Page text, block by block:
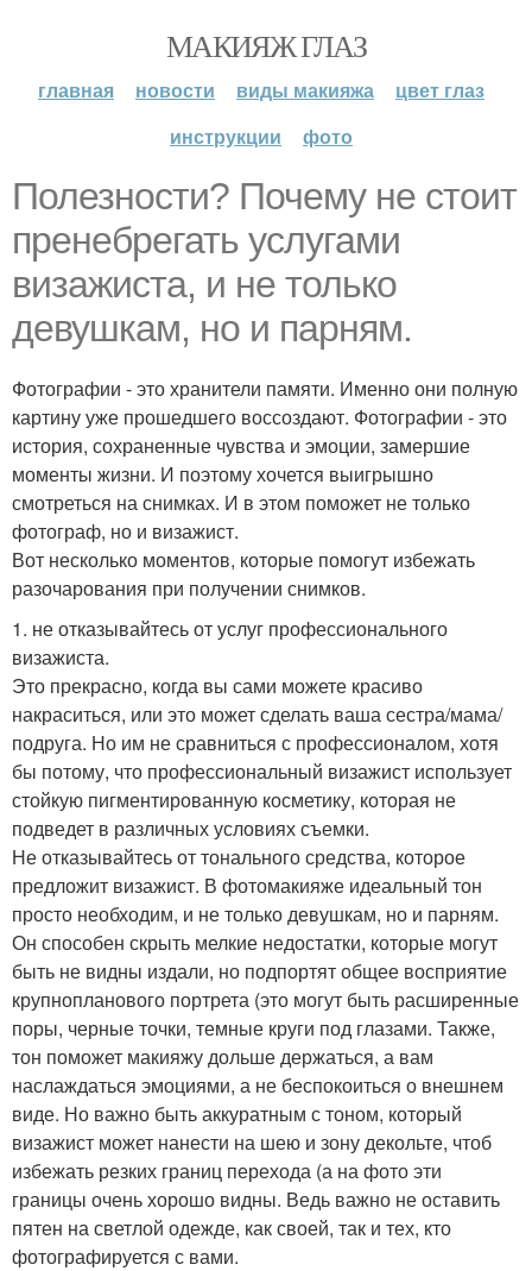
МАКИЯЖ ГЛАЗ
главная новости виды макияжа
цвет глаз
инструкции
фото
Полезности? Почему не стоит
пренебрегать услугами
визажиста, и не только
девушкам, но и парням.
Фотографии - это хранители памяти. Именно они полную
картину уже прошедшего воссоздают. Фотографии - это
история, сохраненные чувства и эмоции, замершие
моменты жизни. И поэтому хочется выигрышно
смотреться на снимках. И в этом поможет не только
фотограф, но и визажист.
Вот несколько моментов, которые помогут избежать
разочарования при получении снимков.
1. не отказывайтесь от услуг профессионального
визажиста.
Это прекрасно, когда вы сами можете красиво
накраситься, или это может сделать ваша сестра/мама/
подруга. Но им не сравниться с профессионалом, хотя
бы потому, что профессиональный визажист использует
стойкую пигментированную косметику, которая не
подведет в различных условиях съемки.
Не отказывайтесь от тонального средства, которое
предложит визажист. В фотомакияже идеальный тон
просто необходим, и не только девушкам, но и парням.
Он способен скрыть мелкие недостатки, которые могут
быть не видны издали, но подпортят общее восприятие
крупнопланового портрета (это могут быть расширенные
поры, черные точки, темные круги под глазами. Также,
тон поможет макияжу дольше держаться, а вам
наслаждаться эмоциями, а не беспокоиться о внешнем
виде. Но важно быть аккуратным с тоном, который
визажист может нанести на шею и зону декольте, чтоб
избежать резких границ перехода (а на фото эти
границы очень хорошо видны. Ведь важно не оставить
пятен на светлой одежде, как своей, так и тех, кто
фотографируется с вами.